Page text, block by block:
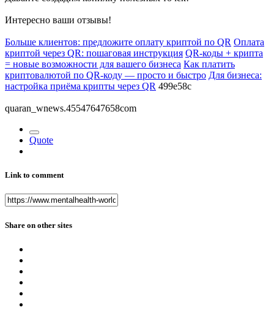
Интересно ваши отзывы!
Больше клиентов: предложите оплату криптой по QR Оплата
криптой через QR: пошаговая инструкция QR-коды + крипта
= новые возможности для вашего бизнеса Как платить
криптовалютой по QR-коду — просто и быстро Для бизнеса:
настройка приёма крипты через QR 499e58c
quaran_wnews.45547647658com
Quote
Link to comment
Share on other sites